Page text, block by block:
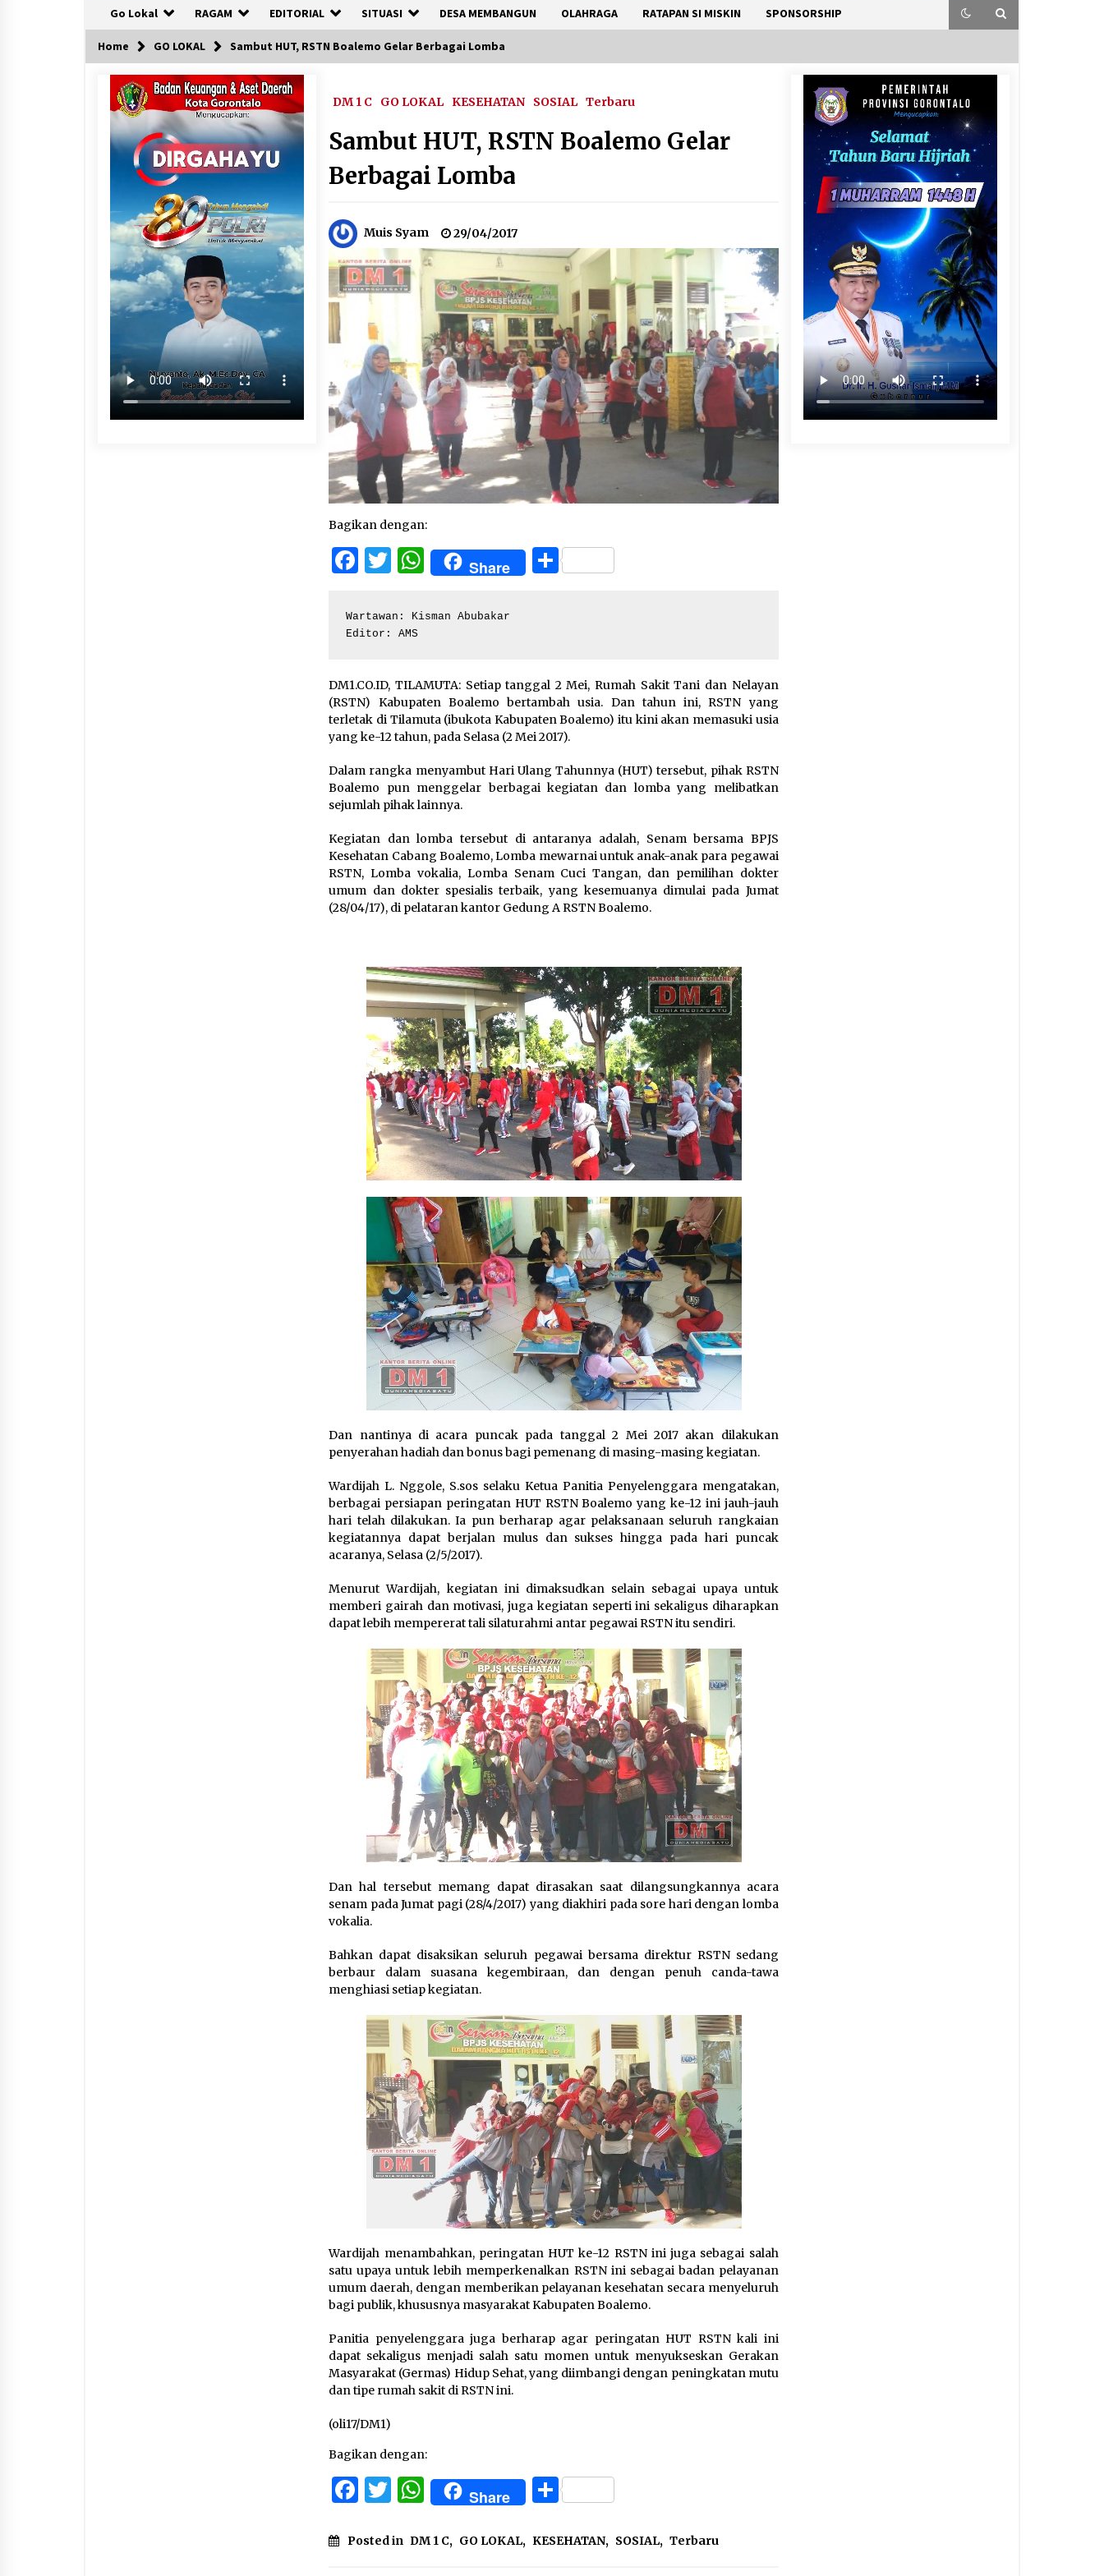
Go Lokal RAGAM EDITORIAL SITUASI DESA MEMBANGUN OLAHRAGA RATAPAN SI MISKIN SPONSORSHIP
Home GO LOKAL Sambut HUT, RSTN Boalemo Gelar Berbagai Lomba
DM 1 C GO LOKAL KESEHATAN SOSIAL Terbaru
Sambut HUT, RSTN Boalemo Gelar
Berbagai Lomba
Muis Syam 29/04/2017
Bagikan dengan:
Facebook
Twitter
WhatsApp
Share Share
Wartawan: Kisman Abubakar
Editor: AMS
DM1.CO.ID, TILAMUTA: Setiap tanggal 2 Mei, Rumah Sakit Tani dan Nelayan
(RSTN) Kabupaten Boalemo bertambah usia. Dan tahun ini, RSTN yang
terletak di Tilamuta (ibukota Kabupaten Boalemo) itu kini akan memasuki usia
yang ke-12 tahun, pada Selasa (2 Mei 2017).
Dalam rangka menyambut Hari Ulang Tahunnya (HUT) tersebut, pihak RSTN
Boalemo pun menggelar berbagai kegiatan dan lomba yang melibatkan
sejumlah pihak lainnya.
Kegiatan dan lomba tersebut di antaranya adalah, Senam bersama BPJS
Kesehatan Cabang Boalemo, Lomba mewarnai untuk anak-anak para pegawai
RSTN, Lomba vokalia, Lomba Senam Cuci Tangan, dan pemilihan dokter
umum dan dokter spesialis terbaik, yang kesemuanya dimulai pada Jumat
(28/04/17), di pelataran kantor Gedung A RSTN Boalemo.
Dan nantinya di acara puncak pada tanggal 2 Mei 2017 akan dilakukan
penyerahan hadiah dan bonus bagi pemenang di masing-masing kegiatan.
Wardijah L. Nggole, S.sos selaku Ketua Panitia Penyelenggara mengatakan,
berbagai persiapan peringatan HUT RSTN Boalemo yang ke-12 ini jauh-jauh
hari telah dilakukan. Ia pun berharap agar pelaksanaan seluruh rangkaian
kegiatannya dapat berjalan mulus dan sukses hingga pada hari puncak
acaranya, Selasa (2/5/2017).
Menurut Wardijah, kegiatan ini dimaksudkan selain sebagai upaya untuk
memberi gairah dan motivasi, juga kegiatan seperti ini sekaligus diharapkan
dapat lebih mempererat tali silaturahmi antar pegawai RSTN itu sendiri.
Dan hal tersebut memang dapat dirasakan saat dilangsungkannya acara
senam pada Jumat pagi (28/4/2017) yang diakhiri pada sore hari dengan lomba
vokalia.
Bahkan dapat disaksikan seluruh pegawai bersama direktur RSTN sedang
berbaur dalam suasana kegembiraan, dan dengan penuh canda-tawa
menghiasi setiap kegiatan.
Wardijah menambahkan, peringatan HUT ke-12 RSTN ini juga sebagai salah
satu upaya untuk lebih memperkenalkan RSTN ini sebagai badan pelayanan
umum daerah, dengan memberikan pelayanan kesehatan secara menyeluruh
bagi publik, khususnya masyarakat Kabupaten Boalemo.
Panitia penyelenggara juga berharap agar peringatan HUT RSTN kali ini
dapat sekaligus menjadi salah satu momen untuk menyukseskan Gerakan
Masyarakat (Germas) Hidup Sehat, yang diimbangi dengan peningkatan mutu
dan tipe rumah sakit di RSTN ini.
(oli17/DM1)
Bagikan dengan:
Facebook
Twitter
WhatsApp
Share Share
Posted in DM 1 C, GO LOKAL, KESEHATAN, SOSIAL, Terbaru